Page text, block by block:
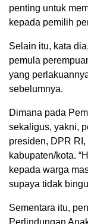
penting untuk
kepada pemilih
Selain itu, kata
pemula
yang
sebelumnya.
Dimana pada
sekaligus, yakni,
presiden, DPR
kabupaten/kota.
kepada warga
supaya tidak
Sementara itu,